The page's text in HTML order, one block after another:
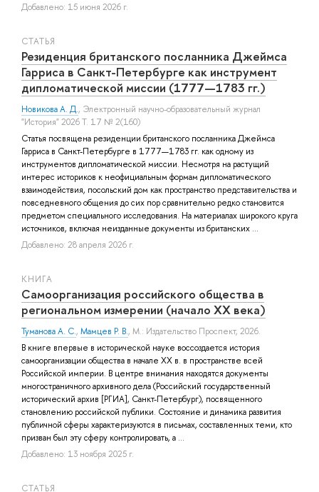
Добавлено: 15 июня 2026 г.
СТАТЬЯ
Резиденция британского посланника Джеймса
Гарриса в Санкт-Петербурге как инструмент
дипломатической миссии (1777—1783 гг.)
Новикова А. Д., Электронный научно-образовательный журнал
"История" 2026 Т. 17 № 2(160)
Статья посвящена резиденции британского посланника Джеймса
Гарриса в Санкт-Петербурге в 1777—1783 гг. как одному из
инструментов дипломатической миссии. Несмотря на растущий
интерес историков к неофициальным формам дипломатического
взаимодействия, посольский дом как пространство представительства и
повседневного общения до сих пор сравнительно редко становится
предметом специального исследования. На материалах широкого круга
источников, включая неизданные документы из британских ...
Добавлено: 28 апреля 2026 г.
КНИГА
Самоорганизация российского общества в
региональном измерении (начало XX века)
Туманова А. С., Мамцев Р. В., М.: Издательство Проспект, 2026.
В книге впервые в исторической науке воссоздается история
самоорганизации общества в начале XX в. в пространстве всей
Российской империи. В центре внимания находятся документы
многостраничного архивного дела (Российский государственный
исторический архив [РГИА], Санкт-Петербург), посвященного
становлению российской публики. Состояние и динамика развития
публичной сферы характеризуются в письмах, составленных теми, кто
призван был эту сферу контролировать, а ...
Добавлено: 13 ноября 2025 г.
СТАТЬЯ